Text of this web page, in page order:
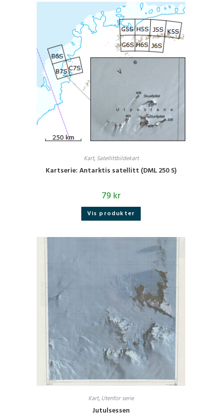
Kart, Satellittbildekart
Kartserie: Antarktis satellitt (DML 250 S)
79kr
Vis produkter
Kart, Utenfor serie
Jutulsessen